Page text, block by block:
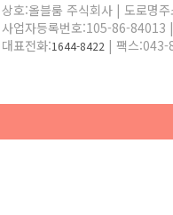
상호:올블룸 주식회사 | 도로명
사업자등록번호:105-86-84013
대표전화:1644-8422 | 팩스:043-